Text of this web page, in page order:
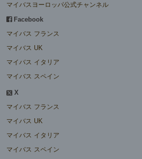
マイバスヨーロッパ公式チャンネル
Facebook
マイバス フランス
マイバス UK
マイバス イタリア
マイバス スペイン
X
マイバス フランス
マイバス UK
マイバス イタリア
マイバス スペイン